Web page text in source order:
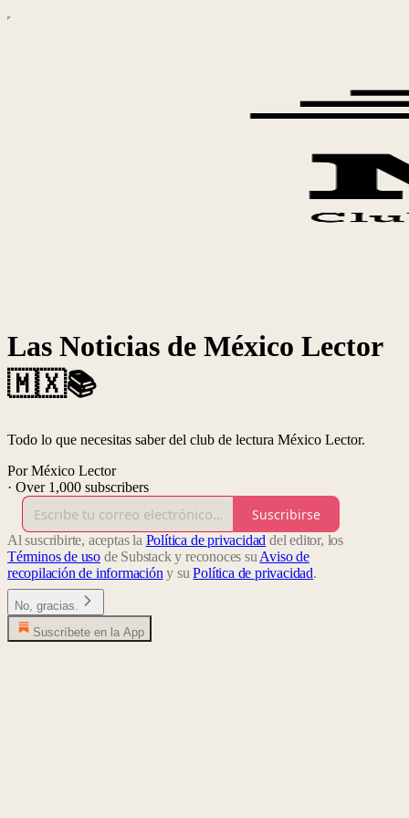
Las Noticias de México Lector
🇲🇽📚
Todo lo que necesitas saber del club de lectura México Lector.
Por México Lector
· Over 1,000 subscribers
Suscribirse
Al suscribirte, aceptas la Política de privacidad del editor, los
Términos de uso de Substack y reconoces suAviso de
recopilación de informacióny suPolítica de privacidad.
No, gracias.
Suscríbete en la App